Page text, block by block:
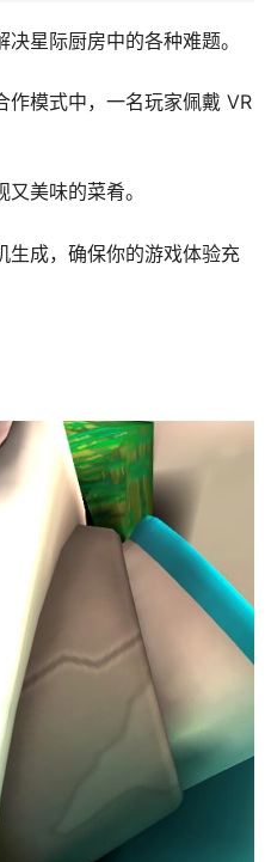
星际厨房中的各种难题。
作模式中，一名玩家佩戴 VR
美味的菜肴。
生成，确保你的游戏体验充